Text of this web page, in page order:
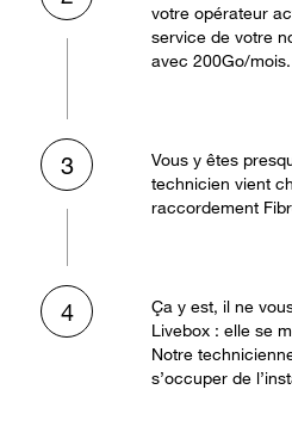
votre opérateur
service de votre
avec 200Go/mois.
3
Vous y êtes
technicien vient
raccordement
4
Ça y est, il ne
Livebox : elle se
Notre
s’occuper de